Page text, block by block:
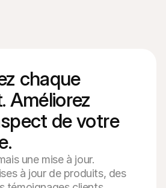
chaque
Améliorez
de votre
une mise à jour.
à jour de produits, des